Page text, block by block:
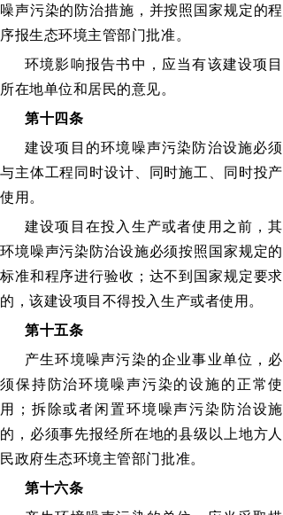
噪声污染的防治措施，并按照国家规定的程
序报生态环境主管部门批准。
环境影响报告书中，应当有该建设项目
所在地单位和居民的意见。
第十四条
建设项目的环境噪声污染防治设施必须
与主体工程同时设计、同时施工、同时投产
使用。
建设项目在投入生产或者使用之前，其
环境噪声污染防治设施必须按照国家规定的
标准和程序进行验收；达不到国家规定要求
的，该建设项目不得投入生产或者使用。
第十五条
产生环境噪声污染的企业事业单位，必
须保持防治环境噪声污染的设施的正常使
用；拆除或者闲置环境噪声污染防治设施
的，必须事先报经所在地的县级以上地方人
民政府生态环境主管部门批准。
第十六条